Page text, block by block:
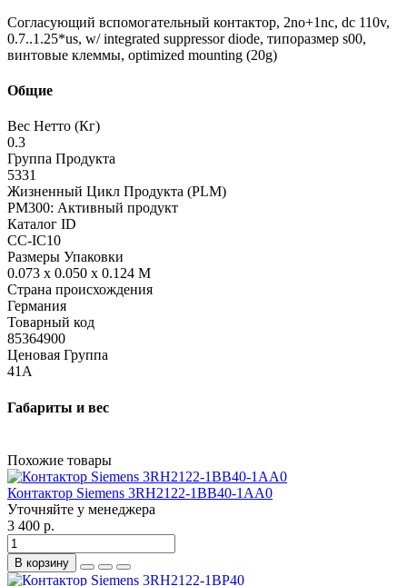
Согласующий вспомогательный контактор, 2no+1nc, dc 110v,
0.7..1.25*us, w/ integrated suppressor diode, типоразмер s00,
винтовые клеммы, optimized mounting (20g)
Общие
Вес Нетто (Кг)
0.3
Группа Продукта
5331
Жизненный Цикл Продукта (PLM)
PM300: Активный продукт
Каталог ID
CC-IC10
Размеры Упаковки
0.073 x 0.050 x 0.124 M
Страна происхождения
Германия
Товарный код
85364900
Ценовая Группа
41A
Габариты и вес
Похожие товары
Контактор Siemens 3RH2122-1BB40-1AA0
Уточняйте у менеджера
3 400 р.
В корзину